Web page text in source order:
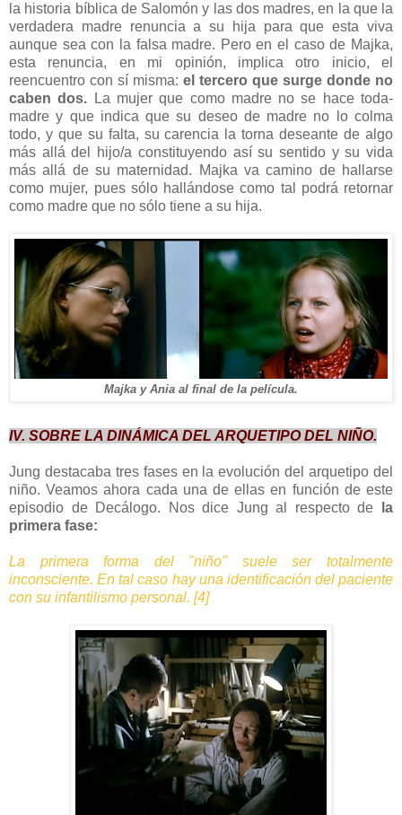
la historia bíblica de Salomón y las dos madres, en la que la
verdadera madre renuncia a su hija para que esta viva
aunque sea con la falsa madre. Pero en el caso de Majka,
esta renuncia, en mi opinión, implica otro inicio, el
reencuentro con sí misma: el tercero que surge donde no
caben dos. La mujer que como madre no se hace toda-
madre y que indica que su deseo de madre no lo colma
todo, y que su falta, su carencia la torna deseante de algo
más allá del hijo/a constituyendo así su sentido y su vida
más allá de su maternidad. Majka va camino de hallarse
como mujer, pues sólo hallándose como tal podrá retornar
como madre que no sólo tiene a su hija.
Majka y Ania al final de la película.
IV. SOBRE LA DINÁMICA DEL ARQUETIPO DEL NIÑO.
Jung destacaba tres fases en la evolución del arquetipo del
niño. Veamos ahora cada una de ellas en función de este
episodio de Decálogo. Nos dice Jung al respecto de
la
primera fase:
La primera forma del "niño" suele ser totalmente
inconsciente. En tal caso hay una identificación del paciente
con su infantilismo personal. [4]